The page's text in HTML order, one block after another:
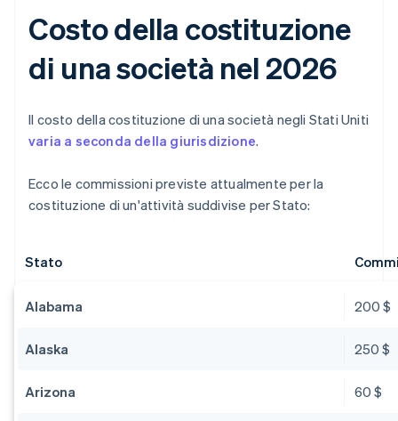
Costo della costituzione
di una società nel 2026
Il costo della costituzione di una società negli Stati Uniti
varia a seconda della giurisdizione.
Ecco le commissioni previste attualmente per la
costituzione di un'attività suddivise per Stato:
Stato
Alabama 200 $
Alaska 250 $
Arizona 60 $